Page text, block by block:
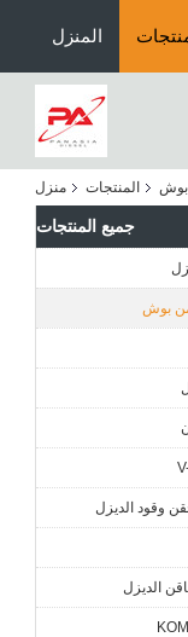
المنزل
منزل المنتجات بوش
جميع المنتجات
من بوش
وقود الديزل
الديزل